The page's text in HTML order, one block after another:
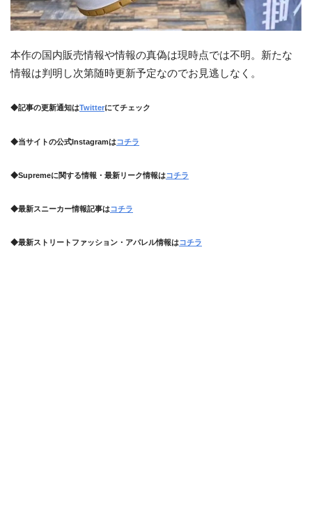
本作の国内販売情報や情報の真偽は現時点では不明。新たな
情報は判明し次第随時更新予定なのでお見逃しなく。
◆記事の更新通知はTwitterにてチェック
◆当サイトの公式Instagramはコチラ
◆Supremeに関する情報・最新リーク情報はコチラ
◆最新スニーカー情報記事はコチラ
◆最新ストリートファッション・アパレル情報はコチラ